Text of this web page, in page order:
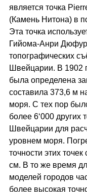
является точка
(Камень Нитона) в
Эта точка
Гийома-Анри
топографических
Швейцарии. В 1902
была определена
составила 373,6 м
моря. С тех пор
более 6‘000 других
Швейцарии для
уровнем моря.
точности этих точек
см. В то же время
моделей городов
более высокая